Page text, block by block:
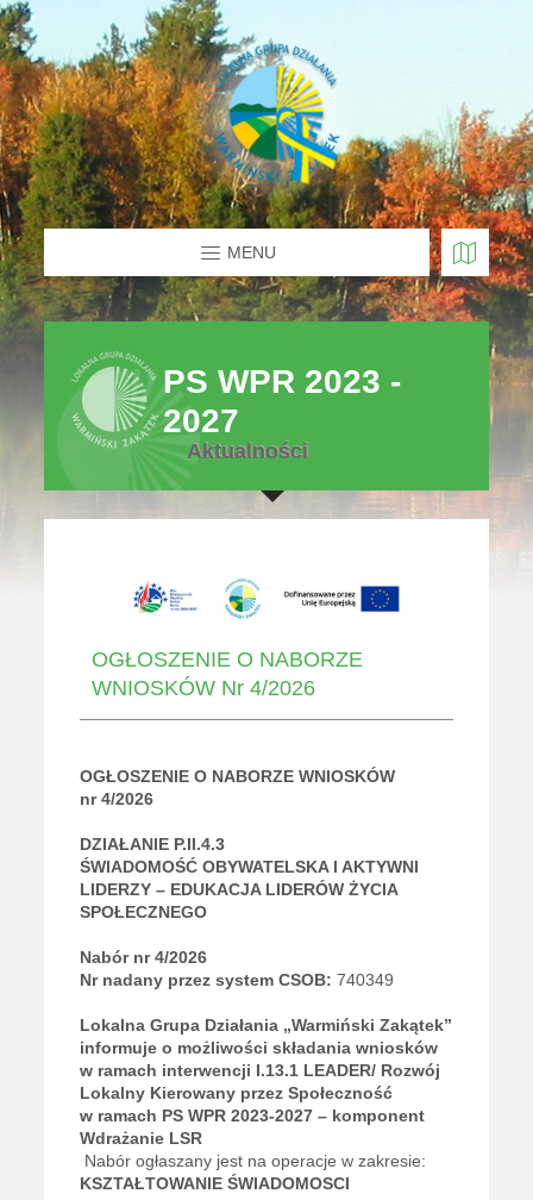
MENU
PS WPR 2023 -
2027
Aktualności
OGŁOSZENIE O NABORZE
WNIOSKÓW Nr 4/2026
OGŁOSZENIE O NABORZE WNIOSKÓW
nr 4/2026
DZIAŁANIE P.II.4.3
ŚWIADOMOŚĆ OBYWATELSKA I AKTYWNI
LIDERZY – EDUKACJA LIDERÓW ŻYCIA
SPOŁECZNEGO
Nabór nr 4/2026
Nr nadany przez system CSOB:740349
Lokalna Grupa Działania „Warmiński Zakątek”
informuje o możliwości składania wniosków
w ramach interwencji I.13.1 LEADER/ Rozwój
Lokalny Kierowany przez Społeczność
w ramach PS WPR 2023-2027 – komponent
Wdrażanie LSR
Nabór ogłaszany jest na operacje w zakresie:
KSZTAŁTOWANIE ŚWIADOMOSCI